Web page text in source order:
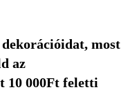
most
az
10 000Ft feletti